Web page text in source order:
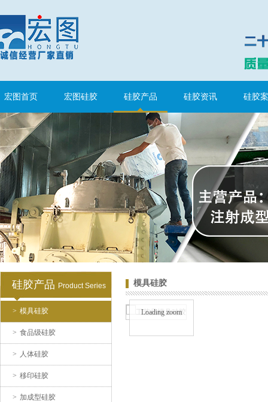
宏图首页 宏图硅胶 硅胶产品 硅胶资讯 硅胶
硅胶产品 Product Series
> 模具硅胶
> 食品级硅胶
> 人体硅胶
> 移印硅胶
> 加成型硅胶
水泥地暖模块模具硅胶
模具硅胶
Loading zoom